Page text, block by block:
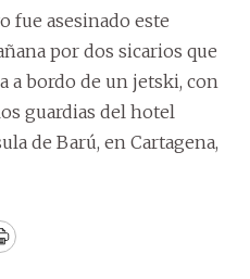
fue asesinado este
por dos sicarios que
a bordo de un jetski, con
guardias del hotel
de Barú, en Cartagena,